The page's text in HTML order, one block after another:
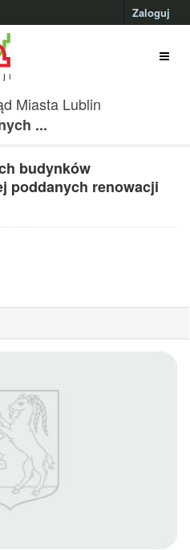
Zaloguj
Miasta Lublin
...
budynków
poddanych renowacji